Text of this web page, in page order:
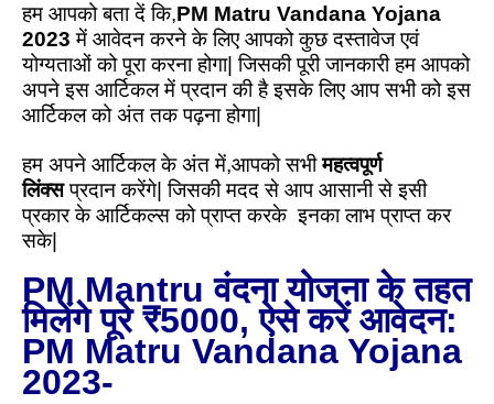
हम आपको बता दें कि,PM Matru Vandana Yojana
2023में आवेदन करने के लिए आपको कुछ दस्तावेज एवं
योग्यताओं को पूरा करना होगा| जिसकी पूरी जानकारी हम आपको
अपने इस आर्टिकल में प्रदान की है इसके लिए आप सभी को इस
आर्टिकल को अंत तक पढ़ना होगा|
हम अपने आर्टिकल के अंत में,आपको सभीमहत्वपूर्ण
लिंक्सप्रदान करेंगे| जिसकी मदद से आप आसानी से इसी
प्रकार के आर्टिकल्स को प्राप्त करके इनका लाभ प्राप्त कर
सके|
PM Mantru वंदना योजना के तहत
मिलेंगे पूरे ₹5000, ऐसे करें आवेदन:
PM Matru Vandana Yojana
2023-